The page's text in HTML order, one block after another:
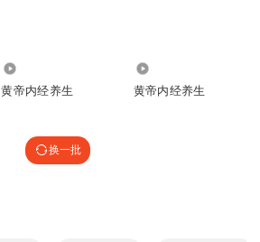
黄帝内经养生 黄帝内经养生
换一批